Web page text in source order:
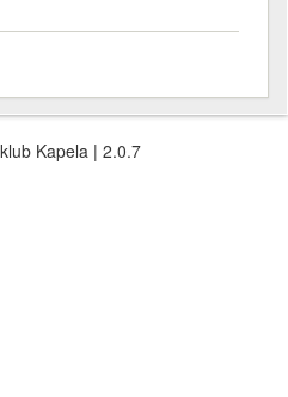
Kapela | 2.0.7